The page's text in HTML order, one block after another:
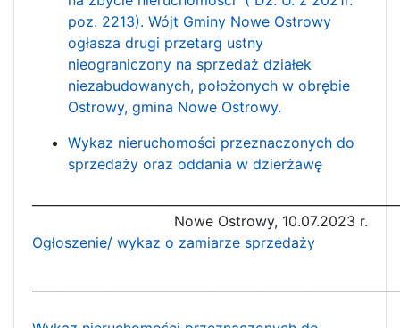
poz. 2213). Wójt Gminy Nowe Ostrowy
ogłasza drugi przetarg ustny
nieograniczony na sprzedaż działek
niezabudowanych, położonych w obrębie
Ostrowy, gmina Nowe Ostrowy.
Wykaz nieruchomości przeznaczonych do
sprzedaży oraz oddania w dzierżawę
Nowe Ostrowy, 10.07.2023 r.
Ogłoszenie/ wykaz o zamiarze sprzedaży